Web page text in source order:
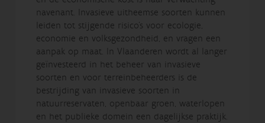
navenant. Invasieve uitheemse soorten kunnen
leiden tot stijgende risico's voor ecologie,
economie en volksgezondheid, en vragen een
aanpak op maat. In Vlaanderen wordt al langer
geïnvesteerd in het beheer van invasieve
soorten en voor terreinbeheerders is de
bestrijding van invasieve soorten in
natuurreservaten, openbaar groen, waterlopen
en het publieke domein een dagelijkse praktijk.